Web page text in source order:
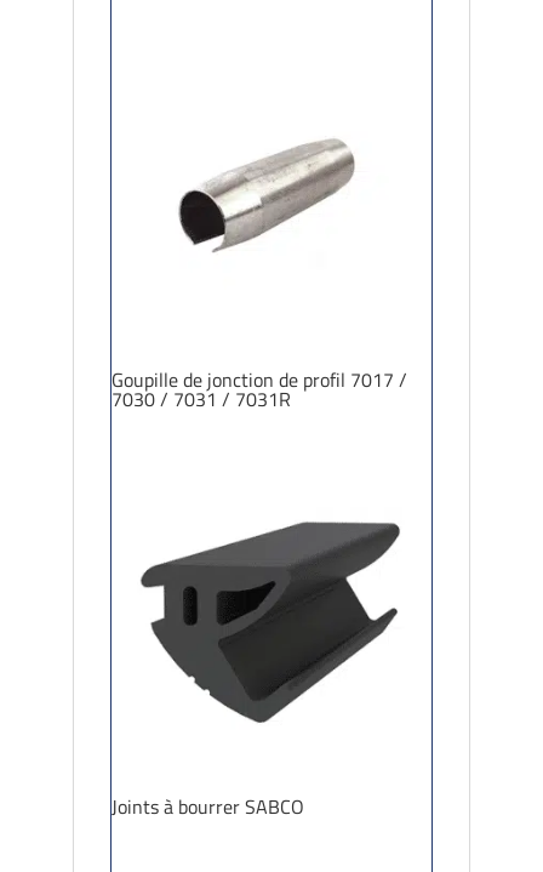
Goupille de jonction de profil 7017 /
7030 / 7031 / 7031R
Joints à bourrer SABCO